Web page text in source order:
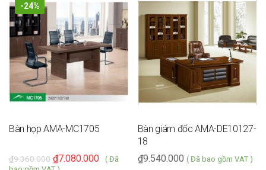
-24%
Bàn họp AMA-MC1705
9.360.000
₫ 7.080.000
₫
( Đã
Bàn giám đốc AMA-DE10127-
18
9.540.000
₫ ( Đã bao gồm VAT )